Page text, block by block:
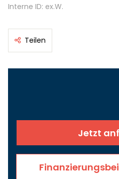
Interne ID: ex.W.
Teilen
Jetzt